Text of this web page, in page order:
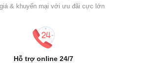
& khuyến mại với ưu đãi cực lớn
Hỗ trợ online 24/7